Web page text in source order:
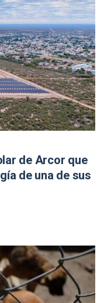
de Arcor que
de una de sus